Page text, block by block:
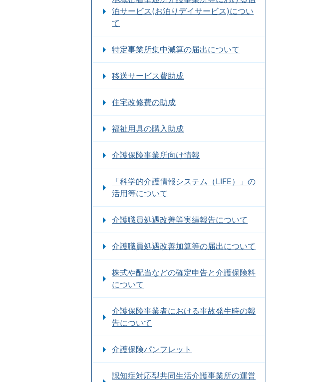
泊サービス(お泊りデイサービス)につい
て
特定事業所集中減算の届出について
移送サービス費助成
住宅改修費の助成
福祉用具の購入助成
介護保険事業所向け情報
「科学的介護情報システム（LIFE）」の
活用等について
介護職員処遇改善等実績報告について
介護職員処遇改善加算等の届出について
株式や配当などの確定申告と介護保険料
について
介護保険事業者における事故発生時の報
告について
介護保険パンフレット
認知症対応型共同生活介護事業所の運営